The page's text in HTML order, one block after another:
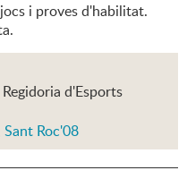
i proves d'habilitat.
d'Esports
Sant Roc'08